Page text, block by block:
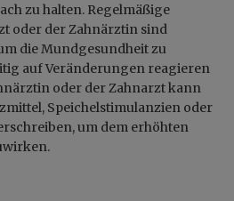
zu halten. Regelmäßige
oder der Zahnärztin sind
die Mundgesundheit zu
auf Veränderungen reagieren
oder der Zahnarzt kann
Speichelstimulanzien oder
um dem erhöhten